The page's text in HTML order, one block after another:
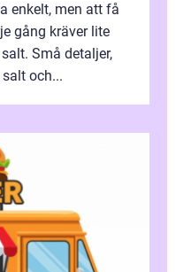
enkelt, men att få
gång kräver lite
Små detaljer,
och...